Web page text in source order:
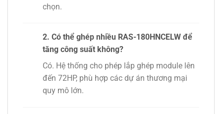
chọn.
2. Có thể ghép nhiều RAS-180HNCELW để
tăng công suất không?
Có. Hệ thống cho phép lắp ghép module lên
đến 72HP, phù hợp các dự án thương mại
quy mô lớn.